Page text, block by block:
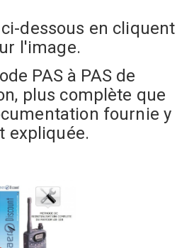
dessous en cliquent
l'image.
PAS à PAS de
plus complète que
fournie y
expliquée.